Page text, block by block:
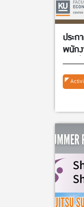
ประก
พนักง
หน้าที่
กิจกา